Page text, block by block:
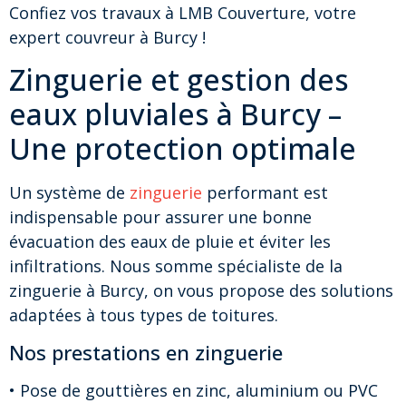
Confiez vos travaux à LMB Couverture, votre
expert couvreur à Burcy !
Zinguerie et gestion des
eaux pluviales à Burcy –
Une protection optimale
Un système de zinguerie performant est
indispensable pour assurer une bonne
évacuation des eaux de pluie et éviter les
infiltrations. Nous somme spécialiste de la
zinguerie à Burcy, on vous propose des solutions
adaptées à tous types de toitures.
Nos prestations en zinguerie
• Pose de gouttières en zinc, aluminium ou PVC